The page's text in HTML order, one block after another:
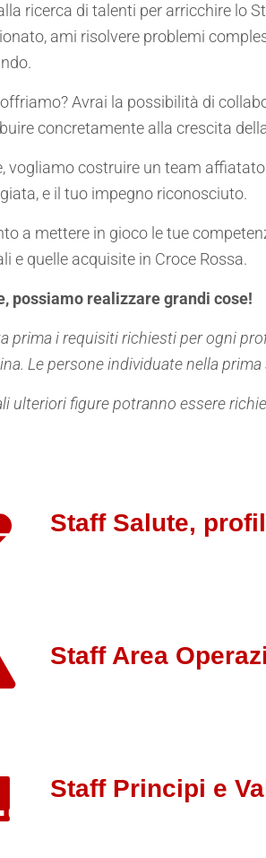
ricerca di talenti per arricchire lo
ami risolvere problemi
Avrai la possibilità di
concretamente alla crescita
vogliamo costruire un team
e il tuo impegno riconosciuto.
a mettere in gioco le tue
e quelle acquisite in Croce Rossa.
possiamo realizzare grandi cose!
prima i requisiti richiesti per ogni
Le persone individuate nella
ulteriori figure potranno essere
Staff Salute,
Staff Area
Staff Principi e